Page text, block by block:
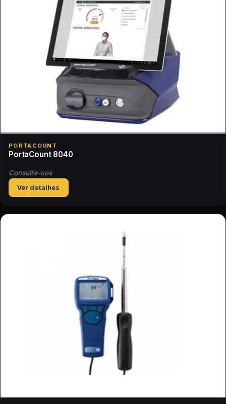
PORTACOUNT
PortaCount 8040
Consulte-nos
Ver detalhes